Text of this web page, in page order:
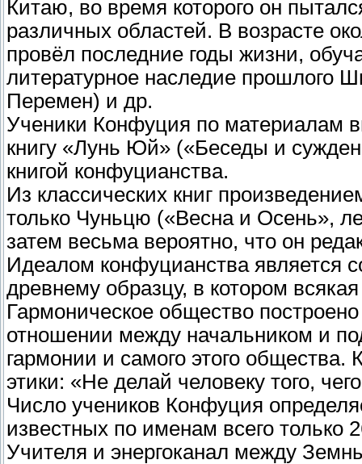
Китаю, во время которого он
различных областей. В возрасте
провёл последние годы жизни,
литературное наследие прошлого
Перемен) и др.
Ученики Конфуция по материалам
книгу «Лунь Юй» («Беседы и
книгой конфуцианства.
Из классических книг
только Чуньцю («Весна и Осень»,
затем весьма вероятно, что он
Идеалом конфуцианства является
древнему образцу, в котором
Гармоническое общество
отношении между начальником и
гармонии и самого этого
этики: «Не делай человеку того,
Число учеников Конфуция
известных по именам всего только
Учителя и энергоканал между